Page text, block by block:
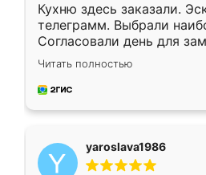
Кухню здесь заказали.
телеграмм. Выбрали
Согласовали день для
недели кухня была уже
довольны работой.
мебель за качественную
Читать полностью
yaroslava1986